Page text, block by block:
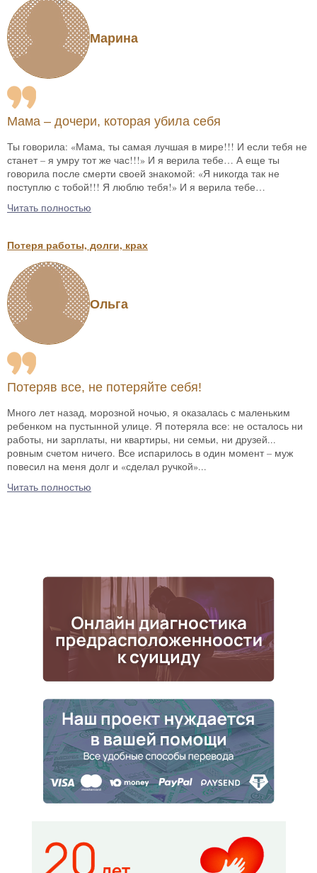
Марина
Мама – дочери, которая убила себя
Ты говорила: «Мама, ты самая лучшая в мире!!! И если тебя не
станет – я умру тот же час!!!» И я верила тебе… А еще ты
говорила после смерти своей знакомой: «Я никогда так не
поступлю с тобой!!! Я люблю тебя!» И я верила тебе…
Читать полностью
Потеря работы, долги, крах
Ольга
Потеряв все, не потеряйте себя!
Много лет назад, морозной ночью, я оказалась с маленьким
ребенком на пустынной улице. Я потеряла все: не осталось ни
работы, ни зарплаты, ни квартиры, ни семьи, ни друзей...
ровным счетом ничего. Все испарилось в один момент – муж
повесил на меня долг и «сделал ручкой»...
Читать полностью